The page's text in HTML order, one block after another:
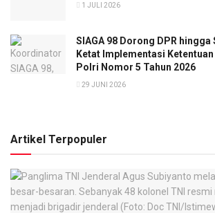
1 JULI 2026
SIAGA 98 Dorong DPR hingga
Ketat Implementasi
Polri Nomor 5 Tahun 2026
29 JUNI 2026
Artikel Terpopuler